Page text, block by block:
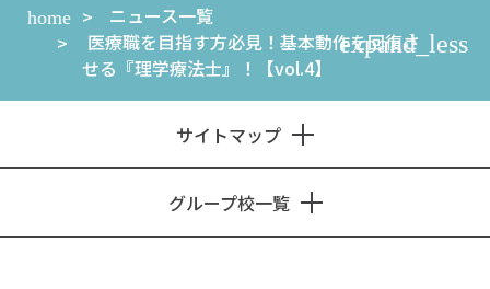
ニュース一覧
医療職を目指す方必見！基本動作を回復さ
せる『理学療法士』！【vol.4】
サイトマップ
グループ校一覧